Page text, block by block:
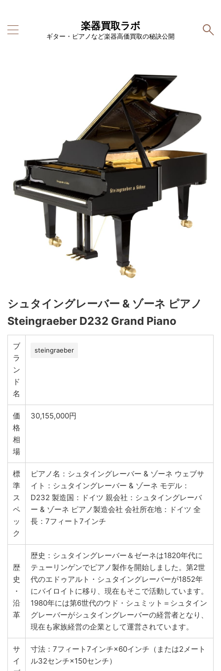
楽器買取ラボ
ギター・ピアノなど楽器高価買取の秘訣公開
シュタイングレーバー & ゾーネ ピアノ
Steingraeber D232 Grand Piano
ブ
ラ
ン
ド
名
steingraeber
価
格
相
場
30,155,000円
標
準
ス
ペ
ッ
ク
ピアノ名：シュタイングレーバー & ゾーネ ウェブサ
イト：シュタイングレーバー & ゾーネ モデル：
D232 製造国：ドイツ 親会社：シュタイングレーバ
ー & ゾーネ ピアノ製造会社 会社所在地：ドイツ 全
長：7フィート7インチ
歴
史
・
沿
革
歴史：シュタイングレーバー＆ゼーネは1820年代に
テューリンゲンでピアノ製作を開始しました。第2世
代のエドゥアルト・シュタイングレーバーが1852年
にバイロイトに移り、現在もそこで活動しています。
1980年には第6世代のウド・シュミット＝シュタイン
グレーバーがシュタイングレーバーの経営者となり、
現在も家族経営の企業として運営されています。
サ
イ
寸法：7フィート7インチ×60インチ（または2メート
ル32センチ×150センチ）